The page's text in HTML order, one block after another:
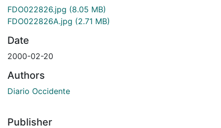
FDO022826.jpg (8.05 MB)
FDO022826A.jpg (2.71 MB)
Date
2000-02-20
Authors
Diario Occidente
Publisher